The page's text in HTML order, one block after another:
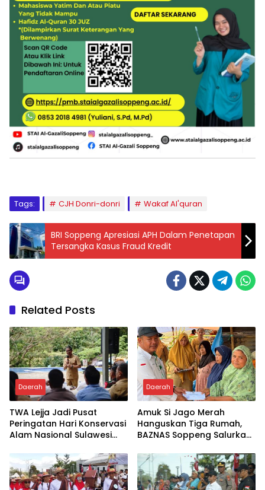
Tags: CJH Donri-donri Wakaf Al'quran
BRI Soppeng Apresiasi APH Dalam Penetapan
Tersangka Kasus Fraud Kredit
Related Posts
Daerah
TWA Lejja Jadi Pusat
Peringatan Hari Konservasi
Alam Nasional Sulawesi
Daerah
Amuk Si Jago Merah
Hanguskan Tiga Rumah,
BAZNAS Soppeng Salurkan